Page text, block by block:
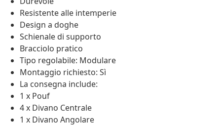
Resistente alle intemperie
Design a doghe
Schienale di supporto
Bracciolo pratico
Tipo regolabile: Modulare
Montaggio richiesto: Sì
La consegna include:
1 x Pouf
4 x Divano Centrale
1 x Divano Angolare